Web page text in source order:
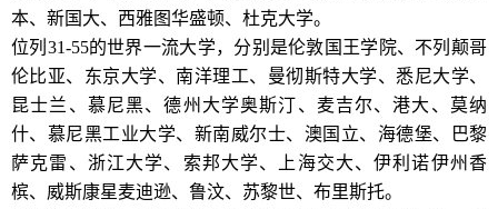
本、新国大、西雅图华盛顿、杜克大学。
位列31-55的世界一流大学，分别是伦敦国王学院、不列颠哥
伦比亚、东京大学、南洋理工、曼彻斯特大学、悉尼大学、
昆士兰、慕尼黑、德州大学奥斯汀、麦吉尔、港大、莫纳
什、慕尼黑工业大学、新南威尔士、澳国立、海德堡、巴黎
萨克雷、浙江大学、索邦大学、上海交大、伊利诺伊州香
槟、威斯康星麦迪逊、鲁汶、苏黎世、布里斯托。